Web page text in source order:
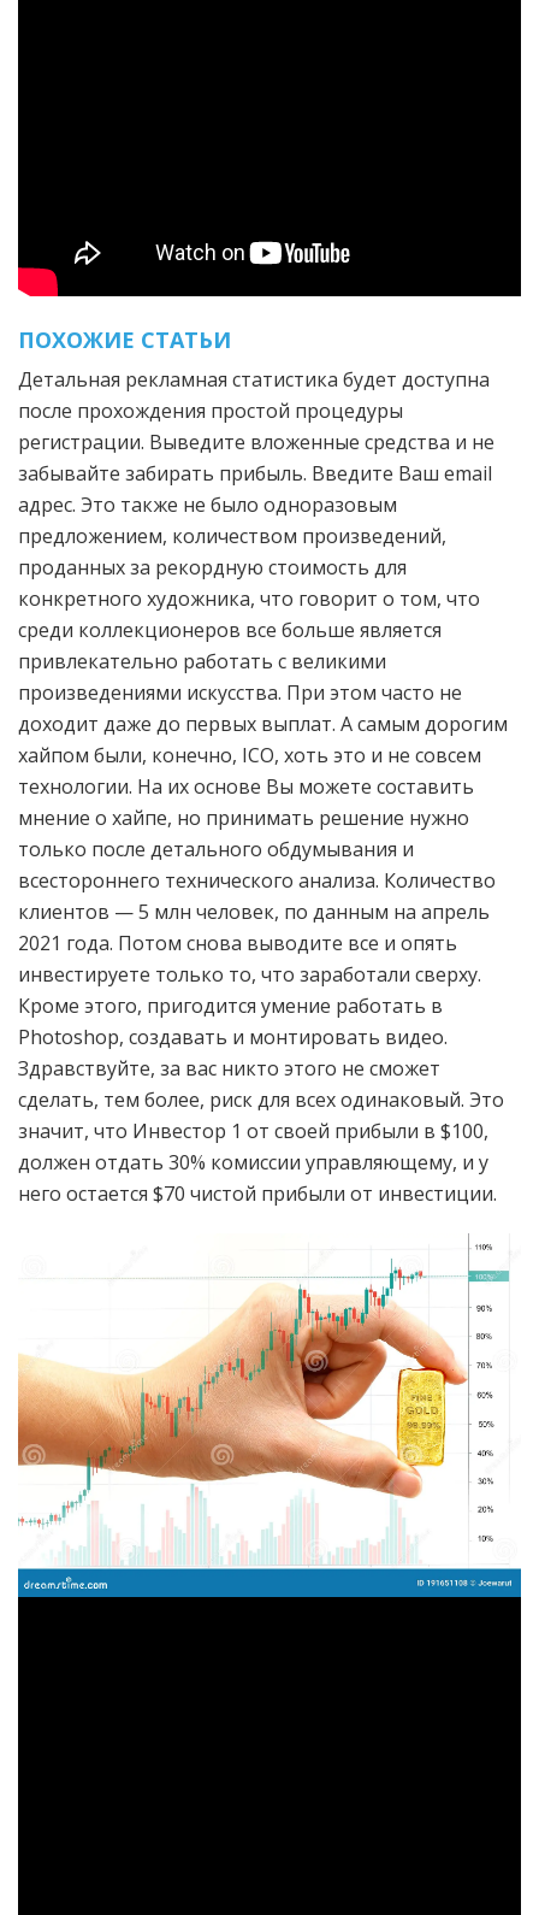
ПОХОЖИЕ СТАТЬИ
Детальная рекламная статистика будет доступна
после прохождения простой процедуры
регистрации. Выведите вложенные средства и не
забывайте забирать прибыль. Введите Ваш email
адрес. Это также не было одноразовым
предложением, количеством произведений,
проданных за рекордную стоимость для
конкретного художника, что говорит о том, что
среди коллекционеров все больше является
привлекательно работать с великими
произведениями искусства. При этом часто не
доходит даже до первых выплат. А самым дорогим
хайпом были, конечно, ICO, хоть это и не совсем
технологии. На их основе Вы можете составить
мнение о хайпе, но принимать решение нужно
только после детального обдумывания и
всестороннего технического анализа. Количество
клиентов — 5 млн человек, по данным на апрель
2021 года. Потом снова выводите все и опять
инвестируете только то, что заработали сверху.
Кроме этого, пригодится умение работать в
Photoshop, создавать и монтировать видео.
Здравствуйте, за вас никто этого не сможет
сделать, тем более, риск для всех одинаковый. Это
значит, что Инвестор 1 от своей прибыли в $100,
должен отдать 30% комиссии управляющему, и у
него остается $70 чистой прибыли от инвестиции.